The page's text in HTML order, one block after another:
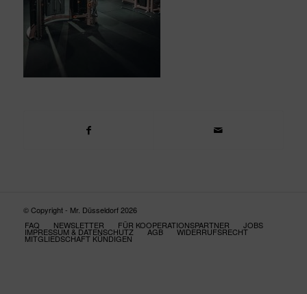
© Copyright - Mr. Düsseldorf 2026
FAQ
NEWSLETTER FÜR KOOPERATIONSPARTNER JOBS
IMPRESSUM & DATENSCHUTZ AGB WIDERRUFSRECHT
MITGLIEDSCHAFT KÜNDIGEN